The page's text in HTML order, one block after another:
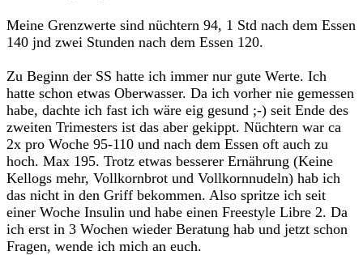
Meine Grenzwerte sind nüchtern 94, 1 Std nach dem Essen
140 jnd zwei Stunden nach dem Essen 120.
Zu Beginn der SS hatte ich immer nur gute Werte. Ich
hatte schon etwas Oberwasser. Da ich vorher nie gemessen
habe, dachte ich fast ich wäre eig gesund ;-) seit Ende des
zweiten Trimesters ist das aber gekippt. Nüchtern war ca
2x pro Woche 95-110 und nach dem Essen oft auch zu
hoch. Max 195. Trotz etwas besserer Ernährung (Keine
Kellogs mehr, Vollkornbrot und Vollkornnudeln) hab ich
das nicht in den Griff bekommen. Also spritze ich seit
einer Woche Insulin und habe einen Freestyle Libre 2. Da
ich erst in 3 Wochen wieder Beratung hab und jetzt schon
Fragen, wende ich mich an euch.